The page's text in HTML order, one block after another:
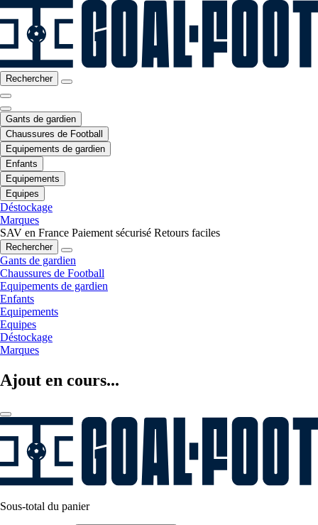
Rechercher
Gants de gardien
Chaussures de Football
Equipements de gardien
Enfants
Equipements
Equipes
Déstockage
Marques
SAV en France Paiement sécurisé Retours faciles
Rechercher
Gants de gardien
Chaussures de Football
Equipements de gardien
Enfants
Equipements
Equipes
Déstockage
Marques
Ajout en cours...
Sous-total du panier